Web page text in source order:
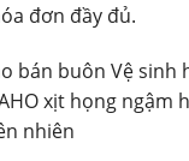
đơn đầy đủ.
bán buôn Vệ sinh
xịt họng ngậm
nhiên